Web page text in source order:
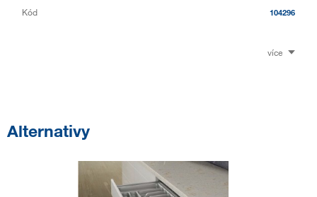
Kód 104296
více
Alternativy